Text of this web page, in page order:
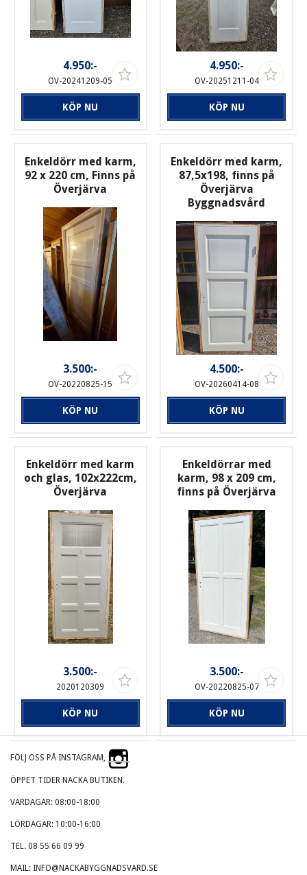
4.950:-
OV-20241209-05
KÖP NU
4.950:-
OV-20251211-04
KÖP NU
Enkeldörr med karm,
92 x 220 cm, Finns på
Överjärva
3.500:-
OV-20220825-15
KÖP NU
Enkeldörr med karm,
87,5x198, finns på
Överjärva
Byggnadsvård
4.500:-
OV-20260414-08
KÖP NU
Enkeldörr med karm
och glas, 102x222cm,
Överjärva
3.500:-
2020120309
KÖP NU
Enkeldörrar med
karm, 98 x 209 cm,
finns på Överjärva
3.500:-
OV-20220825-07
KÖP NU
FÖLJ OSS PÅ INSTAGRAM,
ÖPPET TIDER NACKA BUTIKEN.
VARDAGAR: 08:00-18:00
LÖRDAGAR: 10:00-16:00
TEL. 08 55 66 09 99
MAIL: INFO@NACKABYGGNADSVARD.SE